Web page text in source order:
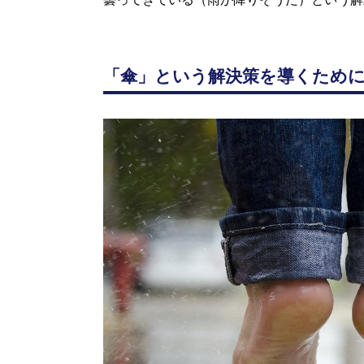
「傘」という解決策を導くため